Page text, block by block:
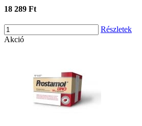
18 289 Ft
Részletek
Akció